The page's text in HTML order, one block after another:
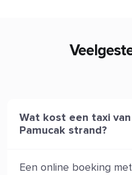
Wat kost een taxi
Pamucak strand?
Een online boeking